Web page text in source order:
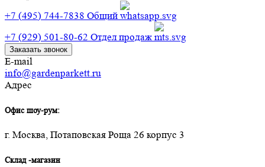
+7 (495) 744-7838 Общий
+7 (929) 501-80-62 Отдел продаж
Заказать звонок
E-mail
info@gardenparkett.ru
Адрес
Офис шоу-рум:
г. Москва, Потаповская Роща 26 корпус 3
Склад -магазин